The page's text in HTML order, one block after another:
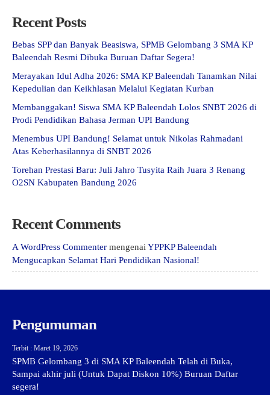
Recent Posts
Bebas SPP dan Banyak Beasiswa, SPMB Gelombang 3 SMA KP
Baleendah Resmi Dibuka Buruan Daftar Segera!
Merayakan Idul Adha 2026: SMA KP Baleendah Tanamkan Nilai
Kepedulian dan Keikhlasan Melalui Kegiatan Kurban
Membanggakan! Siswa SMA KP Baleendah Lolos SNBT 2026 di
Prodi Pendidikan Bahasa Jerman UPI Bandung
Menembus UPI Bandung! Selamat untuk Nikolas Rahmadani
Atas Keberhasilannya di SNBT 2026
Torehan Prestasi Baru: Juli Jahro Tusyita Raih Juara 3 Renang
O2SN Kabupaten Bandung 2026
Recent Comments
A WordPress Commenter mengenai YPPKP Baleendah
Mengucapkan Selamat Hari Pendidikan Nasional!
Pengumuman
Terbit : Maret 19, 2026
SPMB Gelombang 3 di SMA KP Baleendah Telah di Buka,
Sampai akhir juli (Untuk Dapat Diskon 10%) Buruan Daftar
segera!